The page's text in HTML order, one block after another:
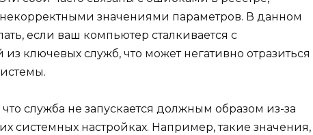
значениями параметров. В данном
если ваш компьютер сталкивается с
ключевых служб, что может негативно отразиться
служба не запускается должным образом из-за
системных настройках. Например, такие значения,